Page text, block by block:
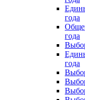
года
года
года